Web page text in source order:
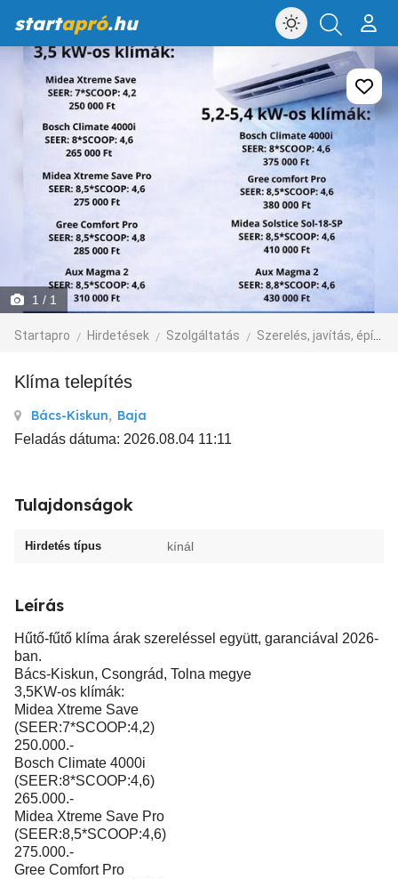
startapró.hu
1 / 1
Startapro Hirdetések Szolgáltatás Szerelés, javítás, építkezés
Klíma telepítés
Bács-Kiskun, Baja
Feladás dátuma: 2026.08.04 11:11
Tulajdonságok
Hirdetés típus kínál
Leírás
Hűtő-fűtő klíma árak szereléssel együtt, garanciával 2026-
ban.
Bács-Kiskun, Csongrád, Tolna megye
3,5KW-os klímák:
Midea Xtreme Save
(SEER:7*SCOOP:4,2)
250.000.-
Bosch Climate 4000i
(SEER:8*SCOOP:4,6)
265.000.-
Midea Xtreme Save Pro
(SEER:8,5*SCOOP:4,6)
275.000.-
Gree Comfort Pro